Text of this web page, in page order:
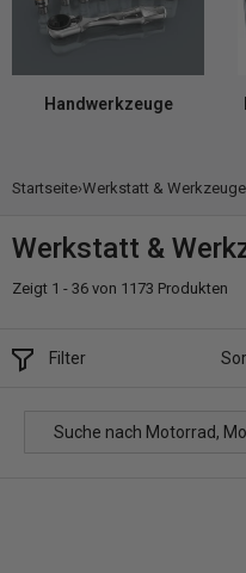
Handwerkzeuge
Startseite›Werkstatt & Werkzeuge
Werkstatt &
Zeigt 1 - 36 von 1173 Produkten
Filter